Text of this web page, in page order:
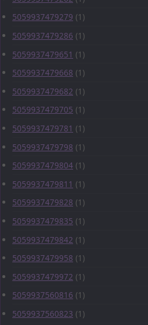
5059937479279 (1)
5059937479286 (1)
5059937479651 (1)
5059937479668 (1)
5059937479682 (1)
5059937479705 (1)
5059937479781 (1)
5059937479798 (1)
5059937479804 (1)
5059937479811 (1)
5059937479828 (1)
5059937479835 (1)
5059937479842 (1)
5059937479958 (1)
5059937479972 (1)
5059937560816 (1)
5059937560823 (1)